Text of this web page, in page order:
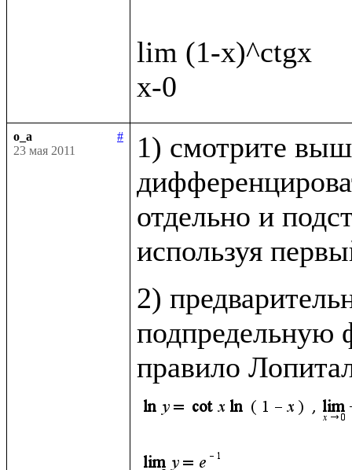
lim (1-x)^ctgx
o_a
#
23 мая 2011
1) смотрите
отдельно и
используя
2)
подпредельную
правило